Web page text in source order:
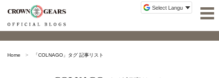
Home 「COLNAGO 」タグ 記事リスト